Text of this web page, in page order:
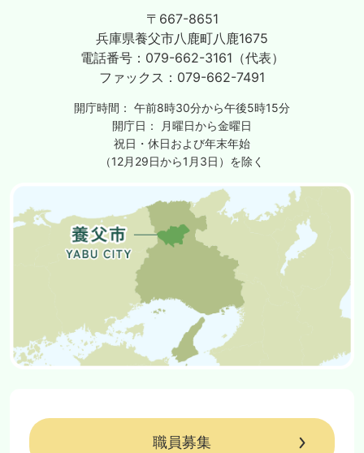
〒667-8651
兵庫県養父市八鹿町八鹿1675
電話番号： 079-662-3161（代表）
ファックス： 079-662-7491
開庁時間： 午前8時30分から午後5時15分
開庁日：
月曜日から金曜日
祝日・休日および年末年始
（12月29日から1月3日）を除く
職員募集